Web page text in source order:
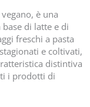
è una
di latte e di
freschi a pasta
e coltivati,
distintiva
i prodotti di